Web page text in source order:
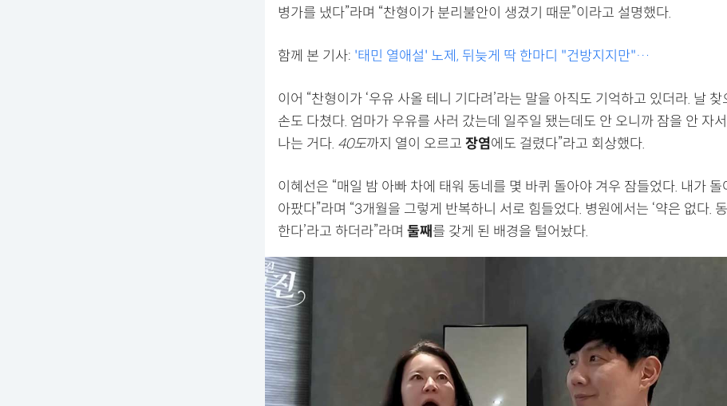
병가를 냈다”라며 “찬형이가 분리불안이 생겼기 때문”이라고 설명했다.
함께 본 기사: '태민 열애설' 노제, 뒤늦게 딱 한마디 "건방지지만"…
이어 “찬형이가 ‘우유 사올 테니 기다려’라는 말을 아직도 기억하고 있더라. 날
손도 다쳤다. 엄마가 우유를 사러 갔는데 일주일 됐는데도 안 오니까 잠을 안 자
나는 거다. 40도까지 열이 오르고 장염에도 걸렸다”라고 회상했다.
이혜선은 “매일 밤 아빠 차에 태워 동네를 몇 바퀴 돌아야 겨우 잠들었다. 내가
아팠다”라며 “3개월을 그렇게 반복하니 서로 힘들었다. 병원에서는 ‘약은 없다.
한다’라고 하더라”라며 둘째를 갖게 된 배경을 털어놨다.